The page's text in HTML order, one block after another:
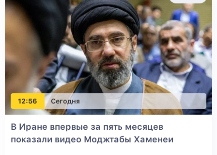
12:56 Сегодня
В Иране впервые за пять месяцев
показали видео Моджтабы Хаменеи